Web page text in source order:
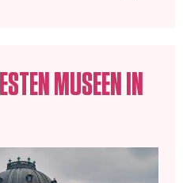
MUSEEN IN